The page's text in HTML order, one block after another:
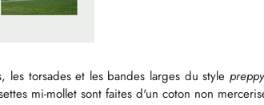
les torsades et les bandes larges du stylepreppy
mi-mollet sont faites d'un coton non